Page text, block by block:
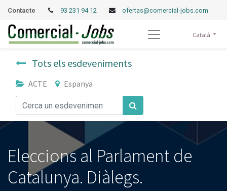
Contacte 93 231 94 12 ofertas@comercial-jobs.com
Català
Tots els esdeveniments
ACTE Espanya
Eleccions al Parlament de
Catalunya. Diàlegs.